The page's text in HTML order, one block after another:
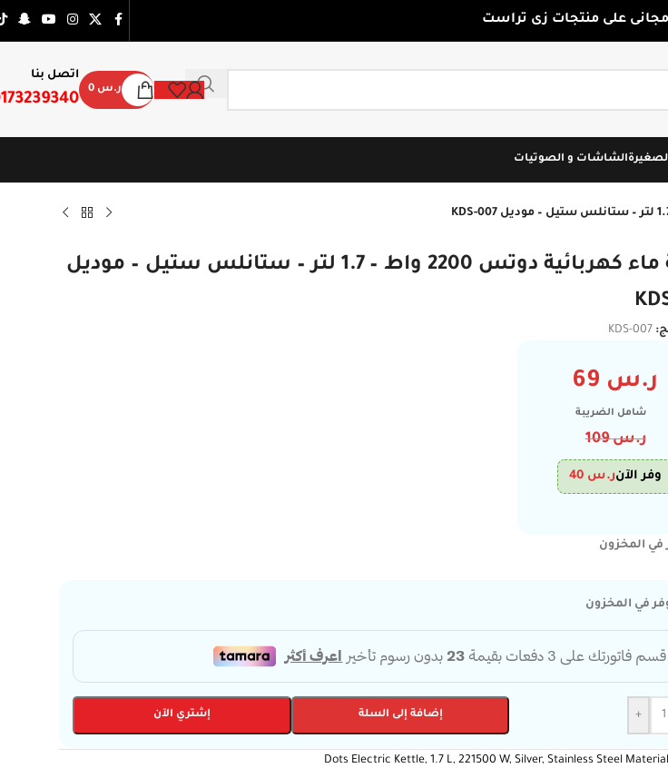
على منتجات زى تراست
ر.س
اتصل بنا
الشاشات و الصوتيات
غلاية ماء كهربائية دوتس 2200 واط – 1.7 لتر – ستانلس ستيل – موديل
KDS-007
ر.س
شامل الضريبة
ر.س109
وفر الآنر.س
في المخزون
في المخزون
+ إضافة إلى السلة إشتري الآن
Dots Electric Kettle, 1.7 L, 221500 W, Silver, Stainless Steel